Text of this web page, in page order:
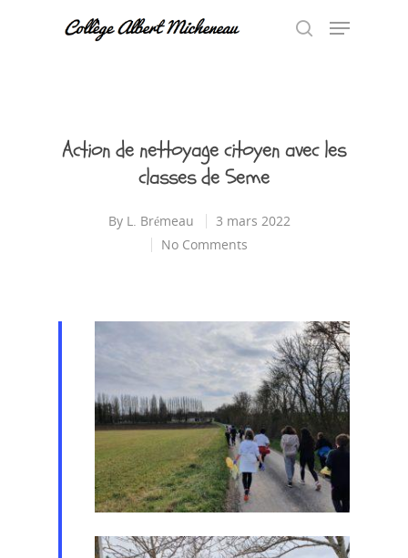
Action de nettoyage citoyen avec les
classes de 5eme
By L. Brémeau
3 mars 2022
No Comments